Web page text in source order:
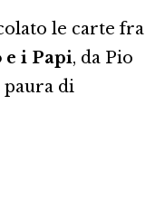
le carte fra
e i Papi, da Pio
paura di